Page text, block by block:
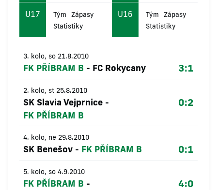
U17 Tým
Zápasy
Statistiky
U16 Tým
Zápasy
Statistiky
3. kolo, so 21.8.2010
FK PŘÍBRAM B - FC Rokycany 3:1
2. kolo, st 25.8.2010
SK Slavia Vejprnice -
FK PŘÍBRAM B
0:2
4. kolo, ne 29.8.2010
SK Benešov - FK PŘÍBRAM B 0:1
5. kolo, so 4.9.2010
FK PŘÍBRAM B -
4:0